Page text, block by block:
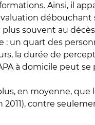
Ainsi, il
souvent au
un quart des
la durée de
à domicile peut se
en moyenne,
contre